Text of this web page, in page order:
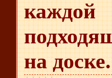
на доске.